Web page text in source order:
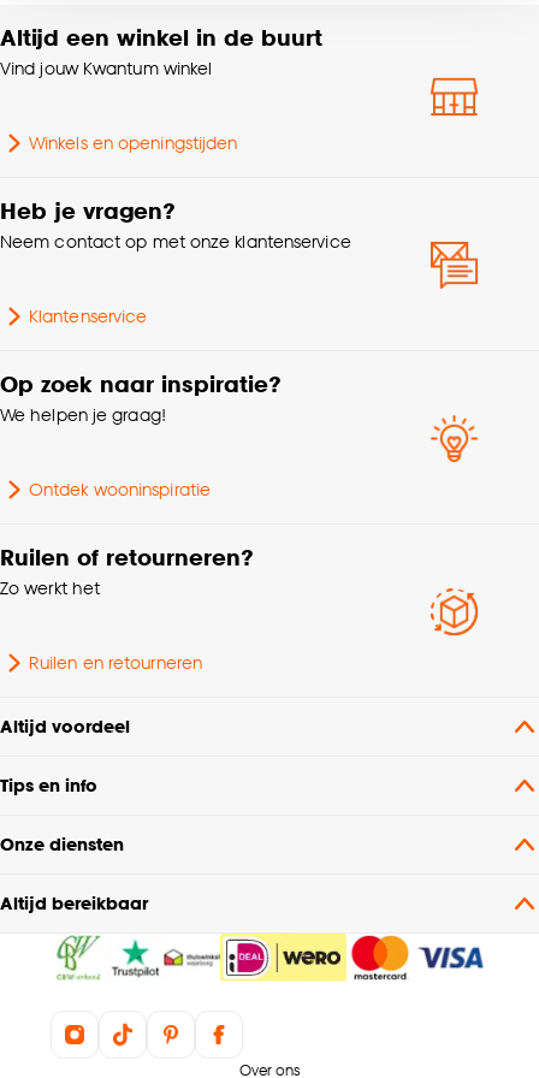
accepteren door op ‘Cookies aanpassen’ te
klikken.
Goed om te weten is dat je deze keuze altijd nog
Aantal liters 1 L
Altijd een winkel in de buurt
Vind jouw Kwantum winkel
Winkels en openingstijden
Heb je vragen?
Neem contact op met onze klantenservice
Klantenservice
Op zoek naar inspiratie?
We helpen je graag!
Ontdek wooninspiratie
Ruilen of retourneren?
Zo werkt het
Ruilen en retourneren
Altijd voordeel
Tips en info
Onze diensten
Altijd bereikbaar
Over ons